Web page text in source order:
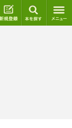
ログイン 新規登録